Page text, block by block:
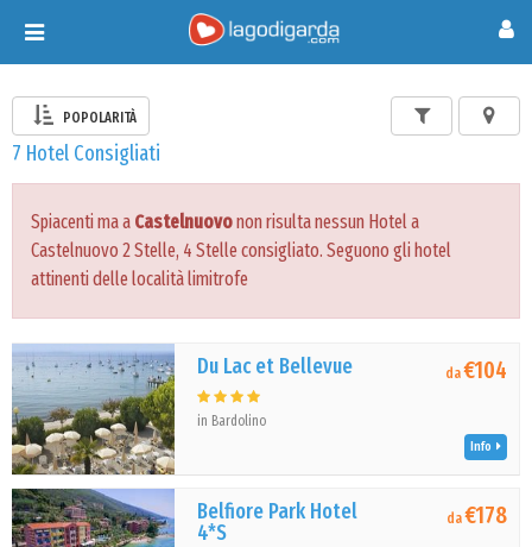
Toggle
navigation
POPOLARITÀ
7 Hotel Consigliati
Spiacenti ma a Castelnuovonon risulta nessun Hotel a
Castelnuovo 2 Stelle, 4 Stelle consigliato. Seguono gli hotel
attinenti delle località limitrofe
Du Lac et Bellevue
in Bardolino
da€104
Info
Belfiore Park Hotel
4*S
da€178